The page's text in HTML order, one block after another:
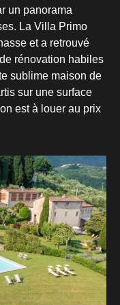
un panorama
La Villa Primo
et a retrouvé
rénovation habiles
sublime maison de
sur une surface
est à louer au prix